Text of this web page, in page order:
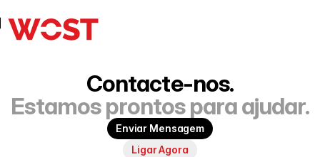
Contacte-nos.
Estamos prontos para ajudar.
Enviar Mensagem
Ligar Agora